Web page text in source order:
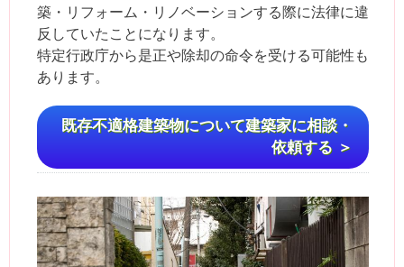
築・リフォーム・リノベーションする際に法律に違
反していたことになります。
特定行政庁から是正や除却の命令を受ける可能性も
あります。
既存不適格建築物について建築家に相談・
依頼する ＞